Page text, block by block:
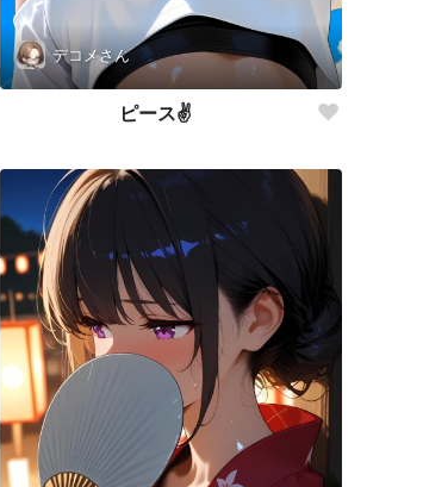
デコメさん
ピース✌️